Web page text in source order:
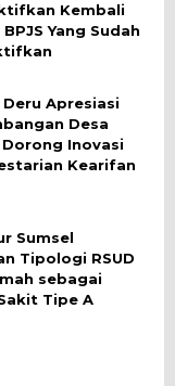
Kembali
Yang Sudah
Deru Apresiasi
Desa
Inovasi
Kearifan
Sumsel
Tipologi RSUD
sebagai
Tipe A